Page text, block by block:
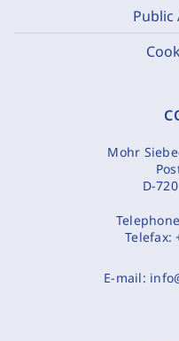
Public
Mohr
D-
Telefax:
E-mail: